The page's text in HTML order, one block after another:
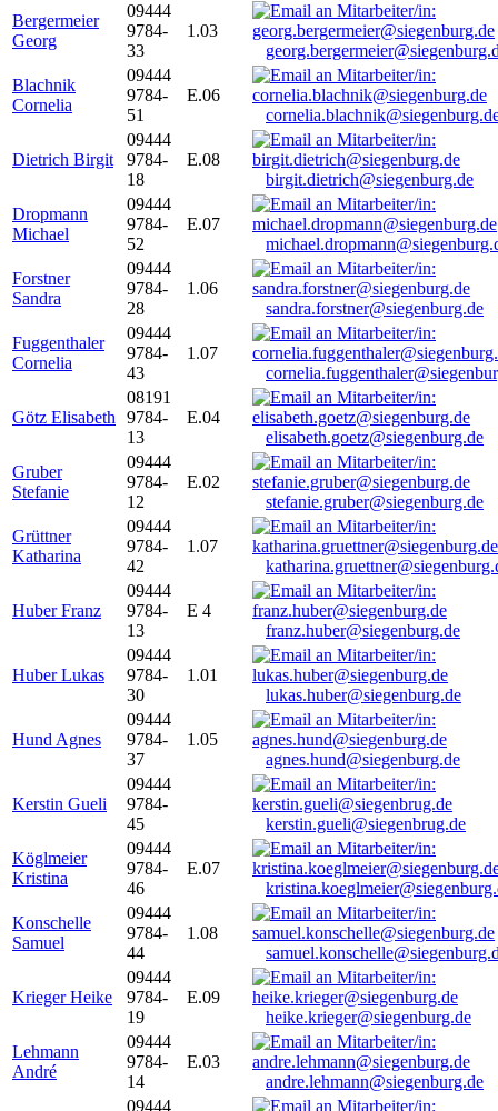
Bergermeier
Georg
09444
9784-
33
1.03
Blachnik
Cornelia
09444
9784-
51
E.06
Dietrich Birgit
09444
9784-
18
E.08
birgit.dietrich@siegenburg.de
Dropmann
Michael
09444
9784-
52
E.07
Forstner
Sandra
09444
9784-
28
1.06
sandra.forstner@siegenburg.de
Fuggenthaler
Cornelia
09444
9784-
43
1.07
Götz Elisabeth
08191
9784-
13
E.04
elisabeth.goetz@siegenburg.de
Gruber
Stefanie
09444
9784-
12
E.02
stefanie.gruber@siegenburg.de
Grüttner
Katharina
09444
9784-
42
1.07
Huber Franz
09444
9784-
13
E 4
franz.huber@siegenburg.de
Huber Lukas
09444
9784-
30
1.01
lukas.huber@siegenburg.de
Hund Agnes
09444
9784-
37
1.05
agnes.hund@siegenburg.de
Kerstin Gueli
09444
9784-
45
kerstin.gueli@siegenbrug.de
Köglmeier
Kristina
09444
9784-
46
E.07
Konschelle
Samuel
09444
9784-
44
1.08
Krieger Heike
09444
9784-
19
E.09
heike.krieger@siegenburg.de
Lehmann
André
09444
9784-
14
E.03
andre.lehmann@siegenburg.de
09444